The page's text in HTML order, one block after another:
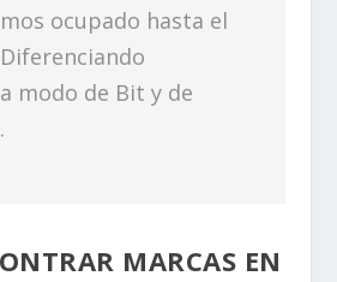
ocupado hasta el
modo de Bit y de
MARCAS EN